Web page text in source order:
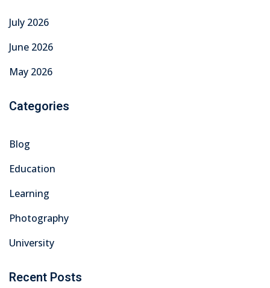
July 2026
June 2026
May 2026
Categories
Blog
Education
Learning
Photography
University
Recent Posts